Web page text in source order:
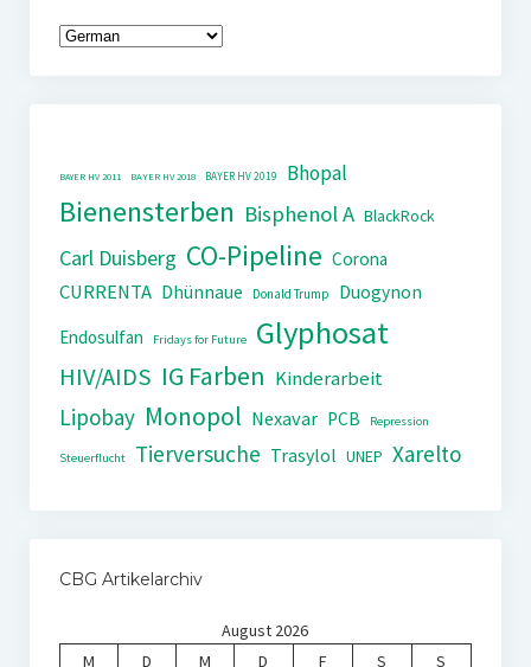
BAYER HV 2011 BAYER HV 2018 BAYER HV 2019 Bhopal
Bienensterben Bisphenol A BlackRock
Carl Duisberg CO-Pipeline Corona
CURRENTA Dhünnaue Donald Trump
Duogynon
Endosulfan
Fridays for Future Glyphosat
HIV/AIDS IG Farben Kinderarbeit
Lipobay Monopol Nexavar PCB Repression
Steuerflucht Tierversuche Trasylol UNEP Xarelto
CBG Artikelarchiv
August 2026
M
D M D F S S